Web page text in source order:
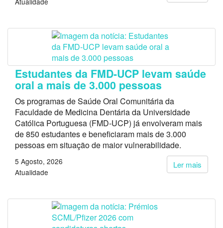
Estudantes da FMD-UCP levam saúde
oral a mais de 3.000 pessoas
Os programas de Saúde Oral Comunitária da
Faculdade de Medicina Dentária da Universidade
Católica Portuguesa (FMD-UCP) já envolveram mais
de 850 estudantes e beneficiaram mais de 3.000
pessoas em situação de maior vulnerabilidade.
Ler mais
5 Agosto, 2026
Atualidade